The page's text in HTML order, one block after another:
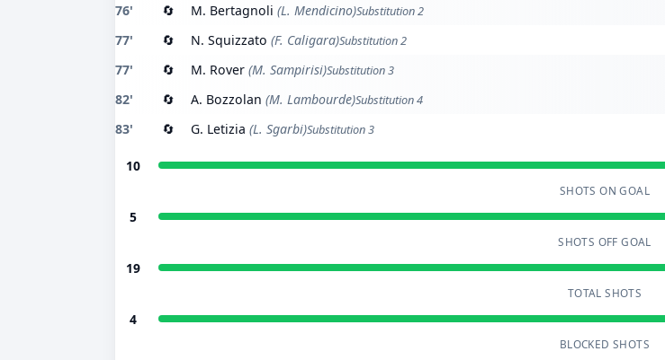
76' 🔄 M. Bertagnoli (L. Mendicino)Substitution 2
77' 🔄 N. Squizzato (F. Caligara)Substitution 2
77' 🔄 M. Rover (M. Sampirisi)Substitution 3
82' 🔄 A. Bozzolan (M. Lambourde)Substitution 4
83' 🔄 G. Letizia (L. Sgarbi)Substitution 3
10
SHOTS ON GOAL
5
SHOTS OFF GOAL
19
TOTAL SHOTS
4
BLOCKED SHOTS